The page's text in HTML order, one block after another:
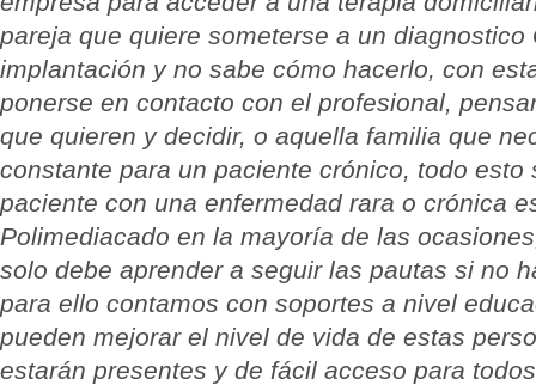
pareja que quiere someterse a un diagnostico
implantación y no sabe cómo hacerlo, con
ponerse en contacto con el profesional,
que quieren y decidir, o aquella familia que
constante para un paciente crónico, todo esto
paciente con una enfermedad rara o crónica
Polimediacado en la mayoría de las
solo debe aprender a seguir las pautas si no
para ello contamos con soportes a nivel
pueden mejorar el nivel de vida de estas
estarán presentes y de fácil acceso para